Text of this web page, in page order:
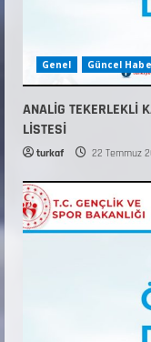
Genel Güncel
ANALİG TEKERLEKLİ
LİSTESİ
turkaf 22 Temmuz